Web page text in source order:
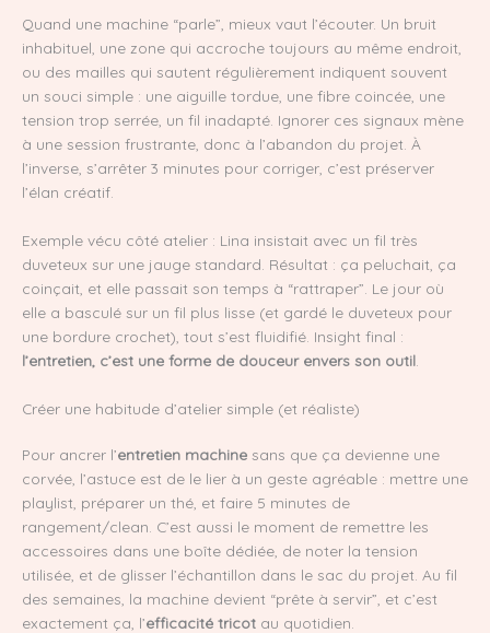
Quand une machine “parle”, mieux vaut l’écouter. Un bruit
inhabituel, une zone qui accroche toujours au même endroit,
ou des mailles qui sautent régulièrement indiquent souvent
un souci simple : une aiguille tordue, une fibre coincée, une
tension trop serrée, un fil inadapté. Ignorer ces signaux mène
à une session frustrante, donc à l’abandon du projet. À
l’inverse, s’arrêter 3 minutes pour corriger, c’est préserver
l’élan créatif.
Exemple vécu côté atelier : Lina insistait avec un fil très
duveteux sur une jauge standard. Résultat : ça peluchait, ça
coinçait, et elle passait son temps à “rattraper”. Le jour où
elle a basculé sur un fil plus lisse (et gardé le duveteux pour
une bordure crochet), tout s’est fluidifié. Insight final :
l’entretien, c’est une forme de douceur envers son outil
Créer une habitude d’atelier simple (et réaliste)
Pour ancrer l’entretien machine sans que ça devienne une
corvée, l’astuce est de le lier à un geste agréable : mettre une
playlist, préparer un thé, et faire 5 minutes de
rangement/clean. C’est aussi le moment de remettre les
accessoires dans une boîte dédiée, de noter la tension
utilisée, et de glisser l’échantillon dans le sac du projet. Au fil
des semaines, la machine devient “prête à servir”, et c’est
exactement ça, l’efficacité tricot au quotidien.